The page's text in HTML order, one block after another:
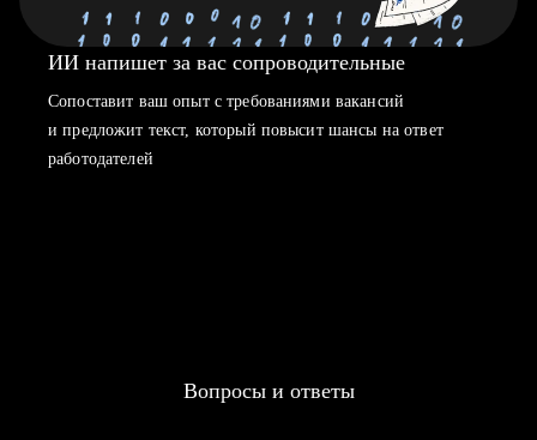
ИИ напишет за вас сопроводительные
Сопоставит ваш опыт с требованиями вакансий
и предложит текст, который повысит шансы на ответ
работодателей
Вопросы и ответы